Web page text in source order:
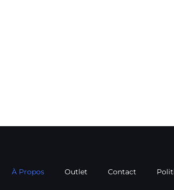
À Propos Outlet Contact